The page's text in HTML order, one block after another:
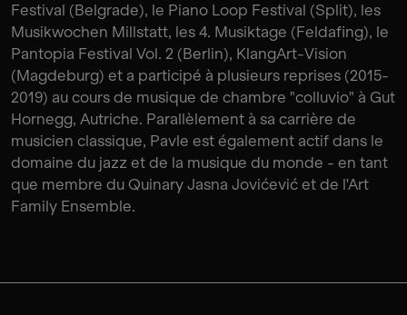
Festival (Belgrade), le Piano Loop Festival (Split), les
Musikwochen Millstatt, les 4. Musiktage (Feldafing), le
Pantopia Festival Vol. 2 (Berlin), KlangArt-Vision
(Magdeburg) et a participé à plusieurs reprises (2015-
2019) au cours de musique de chambre "colluvio" à Gut
Hornegg, Autriche. Parallèlement à sa carrière de
musicien classique, Pavle est également actif dans le
domaine du jazz et de la musique du monde - en tant
que membre du Quinary Jasna Jovićević et de l'Art
Family Ensemble.